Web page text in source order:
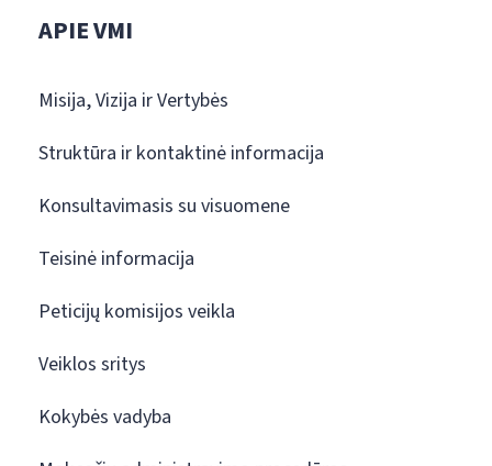
APIE VMI
Misija, Vizija ir Vertybės
Struktūra ir kontaktinė informacija
Konsultavimasis su visuomene
Teisinė informacija
Peticijų komisijos veikla
Veiklos sritys
Kokybės vadyba